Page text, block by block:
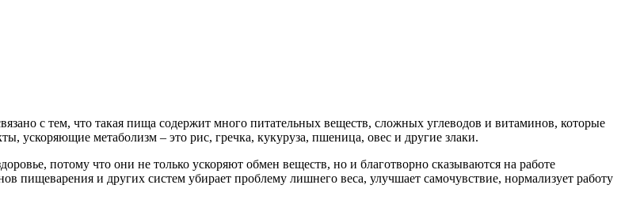
с тем, что такая пища содержит много питательных веществ, сложных углеводов и витаминов, которые
ускоряющие метаболизм – это рис, гречка, кукуруза, пшеница, овес и другие злаки.
потому что они не только ускоряют обмен веществ, но и благотворно сказываются на работе
пищеварения и других систем убирает проблему лишнего веса, улучшает самочувствие, нормализует работу